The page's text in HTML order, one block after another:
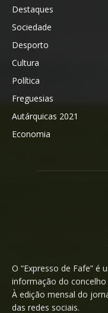
Destaques
Sociedade
Desporto
Cultura
Política
Freguesias
Autárquicas 2021
Economia
O “Expresso de Fafe”
informação do concelho
À edição mensal do
das redes sociais.